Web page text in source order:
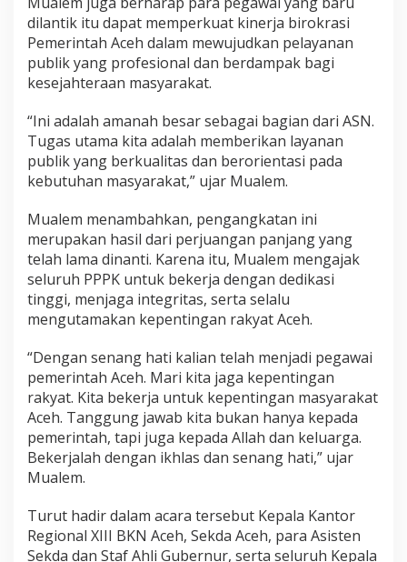
dilantik itu dapat memperkuat kinerja birokrasi
Pemerintah Aceh dalam mewujudkan pelayanan
publik yang profesional dan berdampak bagi
kesejahteraan masyarakat.
“Ini adalah amanah besar sebagai bagian dari ASN.
Tugas utama kita adalah memberikan layanan
publik yang berkualitas dan berorientasi pada
kebutuhan masyarakat,” ujar Mualem.
Mualem menambahkan, pengangkatan ini
merupakan hasil dari perjuangan panjang yang
telah lama dinanti. Karena itu, Mualem mengajak
seluruh PPPK untuk bekerja dengan dedikasi
tinggi, menjaga integritas, serta selalu
mengutamakan kepentingan rakyat Aceh.
“Dengan senang hati kalian telah menjadi pegawai
pemerintah Aceh. Mari kita jaga kepentingan
rakyat. Kita bekerja untuk kepentingan masyarakat
Aceh. Tanggung jawab kita bukan hanya kepada
pemerintah, tapi juga kepada Allah dan keluarga.
Bekerjalah dengan ikhlas dan senang hati,” ujar
Mualem.
Turut hadir dalam acara tersebut Kepala Kantor
Regional XIII BKN Aceh, Sekda Aceh, para Asisten
Sekda dan Staf Ahli Gubernur, serta seluruh Kepala